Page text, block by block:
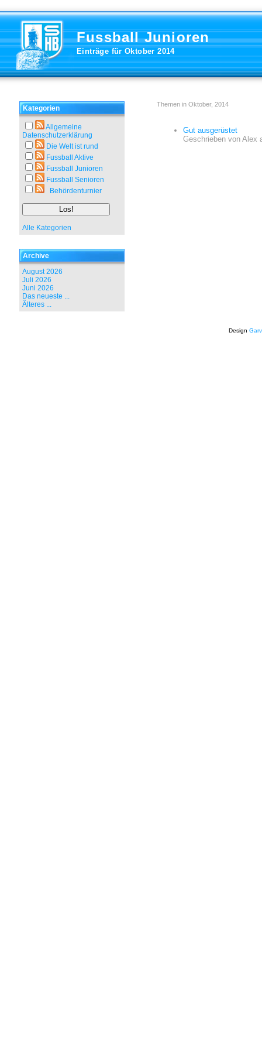
Fussball Junioren
Einträge für Oktober 2014
Kategorien
Allgemeine
Datenschutzerklärung
Die Welt ist rund
Fussball Aktive
Fussball Junioren
Fussball Senioren
Behördenturnier
Alle Kategorien
Archive
August 2026
Juli 2026
Juni 2026
Das neueste ...
Älteres ...
Themen in Oktober, 2014
Gut ausgerüstet
Geschrieben von Alex
Design